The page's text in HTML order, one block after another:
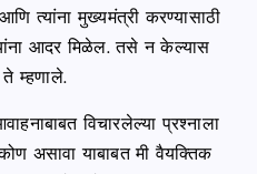
त्यांना मुख्यमंत्री करण्यासाठी
आदर मिळेल. तसे न केल्यास
ते म्हणाले.
विचारलेल्या प्रश्नाला
असावा याबाबत मी वैयक्तिक